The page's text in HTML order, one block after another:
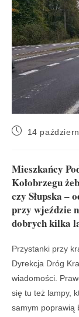
14
Mieszkańcy
Kołobrzegu
czy Słupska –
przy wjeździe
dobrych kilka
Przystanki przy
Dyrekcja Dróg
wiadomości.
się tu też lampy,
samym poprawią